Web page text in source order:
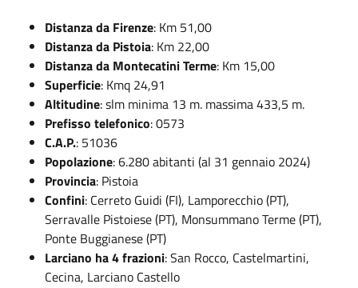
Distanza da Firenze: Km 51,00
Distanza da Pistoia: Km 22,00
Distanza da Montecatini Terme: Km 15,00
Superficie: Kmq 24,91
Altitudine: slm minima 13 m. massima 433,5 m.
Prefisso telefonico: 0573
C.A.P.: 51036
Popolazione: 6.280 abitanti (al 31 gennaio 2024)
Provincia: Pistoia
Confini: Cerreto Guidi (FI), Lamporecchio (PT),
Serravalle Pistoiese (PT), Monsummano Terme (PT),
Ponte Buggianese (PT)
Larciano ha 4 frazioni: San Rocco, Castelmartini,
Cecina, Larciano Castello